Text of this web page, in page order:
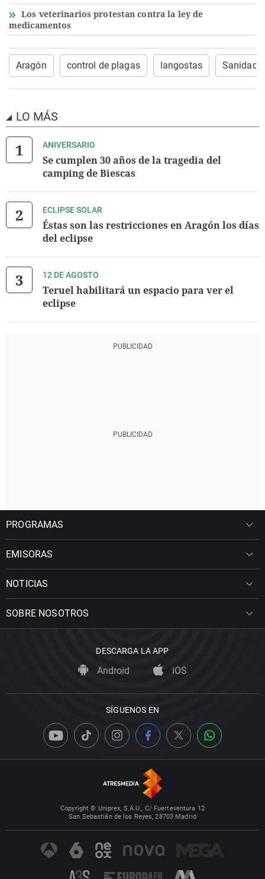
Los veterinarios protestan contra la ley de
medicamentos
Aragón control de plagas langostas Sanidad
LO MÁS
ANIVERSARIO
Se cumplen 30 años de la tragedia del
camping de Biescas
ECLIPSE SOLAR
Éstas son las restricciones en Aragón los días
del eclipse
12 DE AGOSTO
Teruel habilitará un espacio para ver el
eclipse
PROGRAMAS
EMISORAS
NOTICIAS
SOBRE NOSOTROS
DESCARGA LA APP
Android iOS
SÍGUENOS EN
Copyright © Uniprex, S.A.U., C/ Fuerteventura 12
San Sebastián de los Reyes, 28703 Madrid